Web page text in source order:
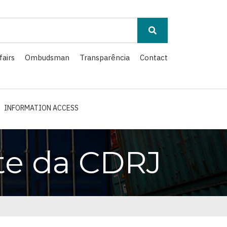
Ombudsman Transparência Contact
INFORMATION ACCESS
da CDRJ